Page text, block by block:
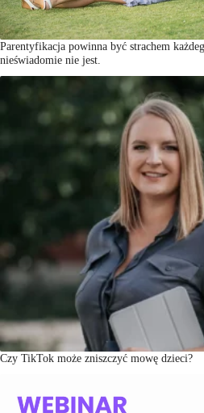
Parentyfikacja powinna być strachem
nieświadomie nie jest.
Czy TikTok może zniszczyć mowę dzieci?